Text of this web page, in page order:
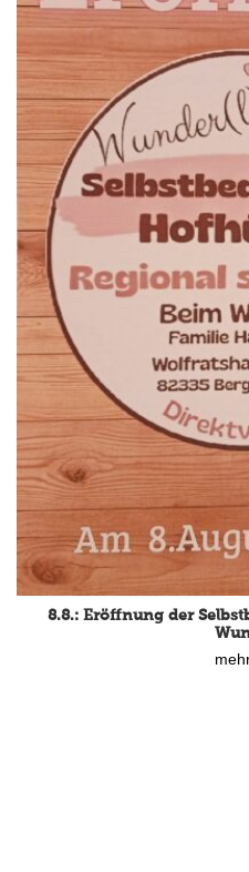
8.8.: Eröffnung der